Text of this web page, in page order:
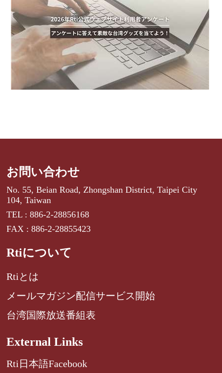
お問い合わせ
No. 55, Beian Road, Zhongshan District, Taipei City
104, Taiwan
TEL : 886-2-28856168
FAX : 886-2-28855423
Rtiについて
Rtiとは
メールマガジン配信サービス開始
台湾国際放送番組表
External Links
Rti日本語Facebook